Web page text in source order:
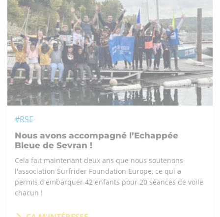
#RSE
Nous avons accompagné l’Echappée
Bleue de Sevran !
Cela fait maintenant deux ans que nous soutenons
l'association Surfrider Foundation Europe, ce qui a
permis d'embarquer 42 enfants pour 20 séances de voile
chacun !